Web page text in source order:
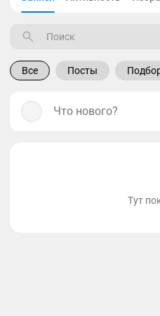
Все Посты
Что нового?
Тут